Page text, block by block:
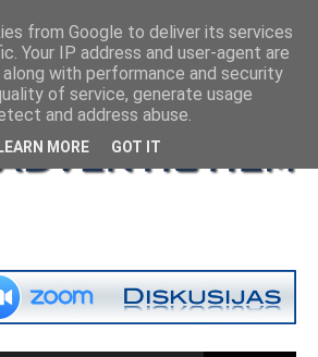
from Google to deliver its services
Your IP address and user-agent are
with performance and security
of service, generate usage
and address abuse.
LEARN MORE GOT IT